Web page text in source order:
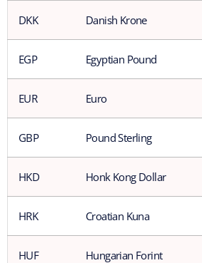
DKK Danish Krone
EGP Egyptian Pound
EUR Euro
GBP Pound Sterling
HKD Honk Kong Dollar
HRK Croatian Kuna
HUF Hungarian Forint